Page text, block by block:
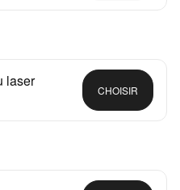
laser
CHOISIR